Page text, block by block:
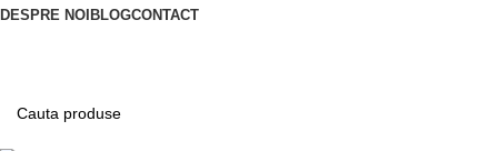
DESPRE NOI BLOGCONTACT